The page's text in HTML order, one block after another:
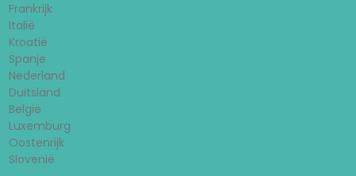
Frankrijk
Italië
Kroatië
Spanje
Nederland
Duitsland
België
Luxemburg
Oostenrijk
Slovenië